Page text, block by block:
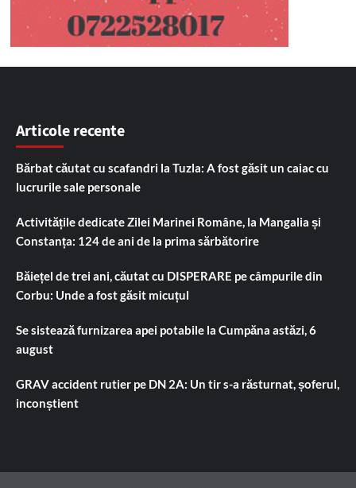
Articole recente
Bărbat căutat cu scafandri la Tuzla: A fost găsit un caiac cu
lucrurile sale personale
Activitățile dedicate Zilei Marinei Române, la Mangalia și
Constanța: 124 de ani de la prima sărbătorire
Băiețel de trei ani, căutat cu DISPERARE pe câmpurile din
Corbu: Unde a fost găsit micuțul
Se sistează furnizarea apei potabile la Cumpăna astăzi, 6
august
GRAV accident rutier pe DN 2A: Un tir s-a răsturnat, șoferul,
inconștient